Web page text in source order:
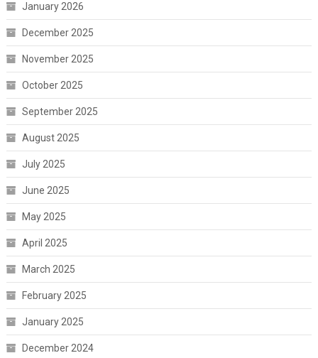
January 2026
December 2025
November 2025
October 2025
September 2025
August 2025
July 2025
June 2025
May 2025
April 2025
March 2025
February 2025
January 2025
December 2024